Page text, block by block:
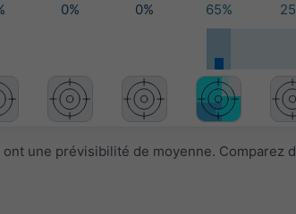
0% 0% 65%
une prévisibilité de moyenne. Comparez